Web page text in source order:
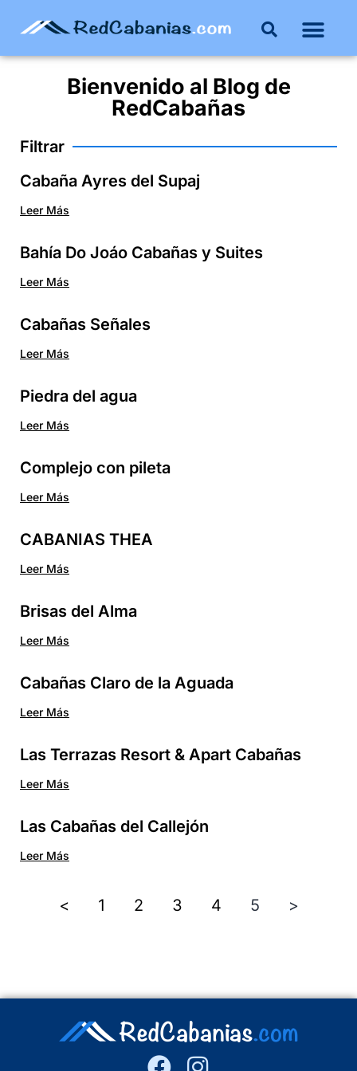
Bienvenido al Blog de
RedCabañas
Filtrar
Cabaña Ayres del Supaj
Leer Más
Bahía Do Joáo Cabañas y Suites
Leer Más
Cabañas Señales
Leer Más
Piedra del agua
Leer Más
Complejo con pileta
Leer Más
CABANIAS THEA
Leer Más
Brisas del Alma
Leer Más
Cabañas Claro de la Aguada
Leer Más
Las Terrazas Resort & Apart Cabañas
Leer Más
Las Cabañas del Callejón
Leer Más
< 1 2 3 4 5 >